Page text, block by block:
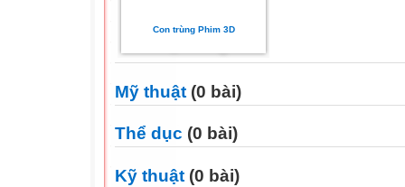
Con trùng Phim 3D
Mỹ thuật (0 bài)
Thể dục (0 bài)
Kỹ thuật (0 bài)